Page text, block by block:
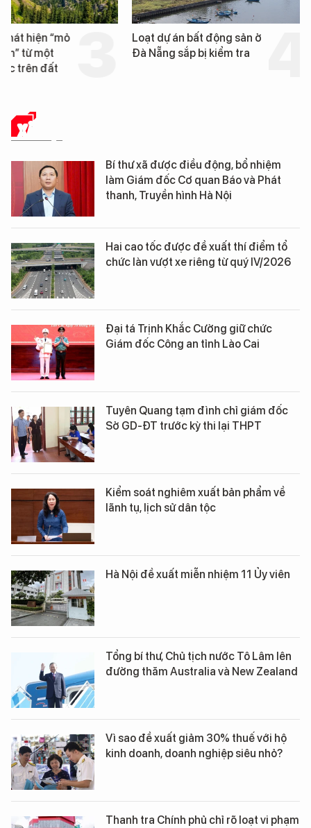
Loạt dự án bất động sản ở
Đà Nẵng sắp bị kiểm tra
Nga xây dựng hơn
km "hành lang chống
XÃ HỘI
Bí thư xã được điều động, bổ nhiệm
làm Giám đốc Cơ quan Báo và Phát
thanh, Truyền hình Hà Nội
Hai cao tốc được đề xuất thí điểm tổ
chức làn vượt xe riêng từ quý IV/2026
Đại tá Trịnh Khắc Cường giữ chức
Giám đốc Công an tỉnh Lào Cai
Tuyên Quang tạm đình chỉ giám đốc
Sở GD-ĐT trước kỳ thi lại THPT
Kiểm soát nghiêm xuất bản phẩm về
lãnh tụ, lịch sử dân tộc
Hà Nội đề xuất miễn nhiệm 11 Ủy viên
Tổng bí thư, Chủ tịch nước Tô Lâm lên
đường thăm Australia và New Zealand
Vì sao đề xuất giảm 30% thuế với hộ
kinh doanh, doanh nghiệp siêu nhỏ?
Thanh tra Chính phủ chỉ rõ loạt vi phạm